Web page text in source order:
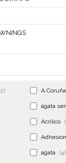
A Coruña
ágata
Acrilico
agata (4)